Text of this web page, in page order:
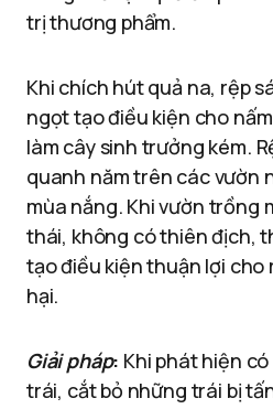
trị thương phẩm.
Khi chích hút quả na, rệp
ngọt tạo điều kiện cho
làm cây sinh trưởng kém.
quanh năm trên các vườn
mùa nắng. Khi vườn trồng
thái, không có thiên địch,
tạo điều kiện thuận lợi cho
hại.
Giải pháp: Khi phát hiện
trái, cắt bỏ những trái bị